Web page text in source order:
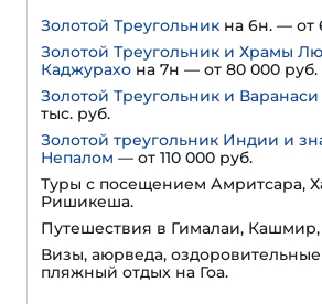
Золотой Треугольник на 6н. — от
Золотой Треугольник и Храмы
Каджурахо на 7н — от 80 000 руб.
Золотой Треугольник и Варанаси
тыс. руб.
Золотой треугольник Индии и
Непалом — от 110 000 руб.
Туры с посещением Амритсара,
Ришикеша.
Путешествия в Гималаи,
Визы, аюрведа,
пляжный отдых на Гоа.